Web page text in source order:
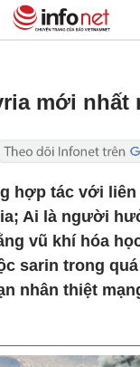
mới nhất
hợp tác với
Ai là người
vũ khí hóa
sarin trong
nhân thiệt